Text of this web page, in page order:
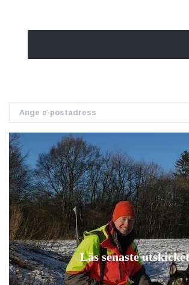
Läs senaste utskicket